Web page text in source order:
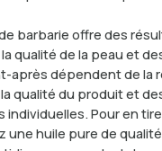
barbarie offre des
qualité de la peau et
après dépendent de la
qualité du produit et
Pour en
une huile pure de